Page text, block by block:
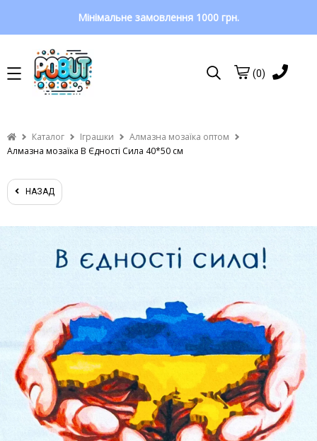
Мінімальне замовлення 1000 грн.
(0)
Каталог Іграшки
Алмазна мозаїка оптом
Алмазна мозаїка В Єдності Сила 40*50 см
НАЗАД